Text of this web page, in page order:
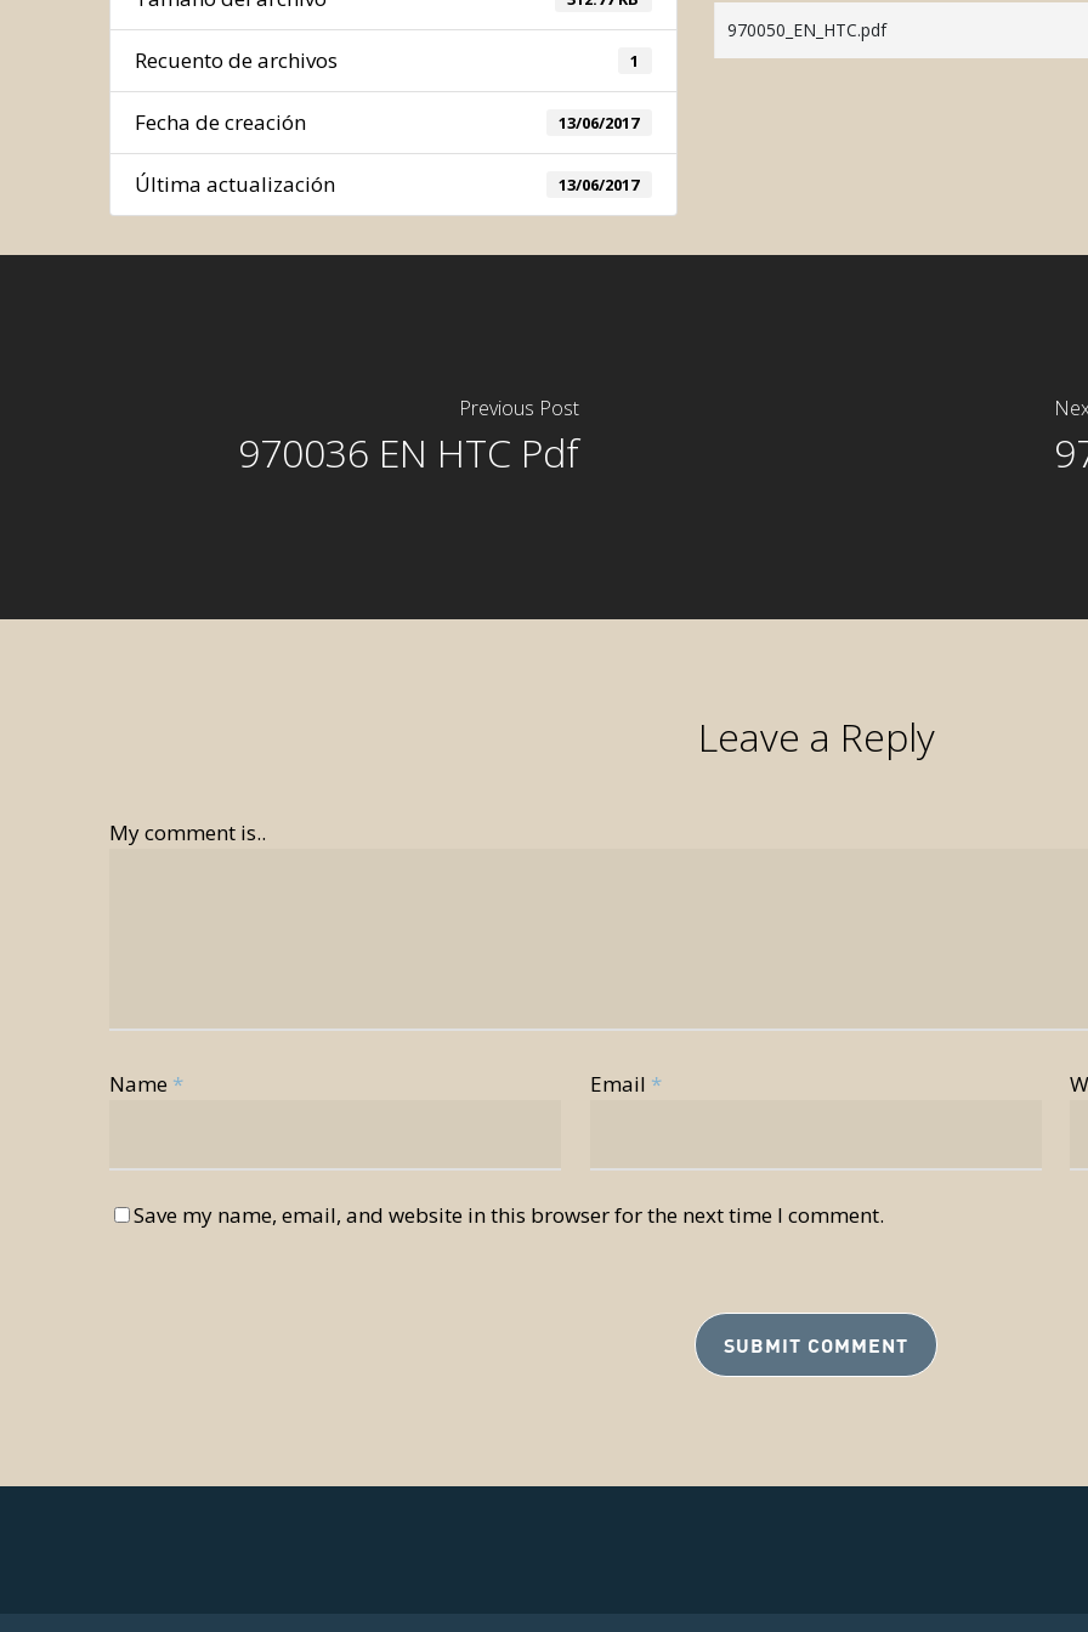
Automatic Color System
Manual Color System
Recuento de archivos 1
Fecha de creación 13/06/2017
Última actualización 13/06/2017
970050_EN_HTC.pdf
Previous Post
970036 EN HTC Pdf
Leave a Reply
My comment is..
Name * Email *
Save my name, email, and website in this browser for the next time I comment.